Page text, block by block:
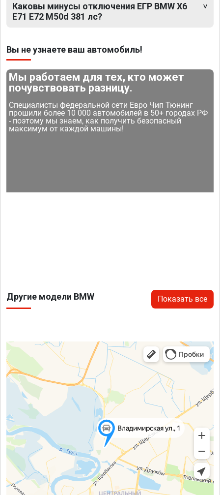
Каковы минусы отключения ЕГР BMW X6
E71 E72 M50d 381 лс?
Вы не узнаете ваш автомобиль!
Мы работаем для тех, кто может
почувствовать разницу.
Специалисты федеральной сети Евро Чип Тюнинг
прошили более 10 000 автомобилей в 50+ городах РФ
- поэтому мы знаем, как получить безопасный
максимум от каждой машины!
Другие модели BMW Показать все